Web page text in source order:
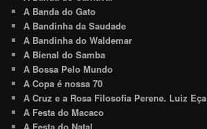
A Banda do Gato
A Bandinha da Saudade
A Bandinha do Waldemar
A Bienal do Samba
A Bossa Pelo Mundo
A Copa é nossa 70
A Cruz e a Rosa Filosofia Perene. Luiz Eça
A Festa do Macaco